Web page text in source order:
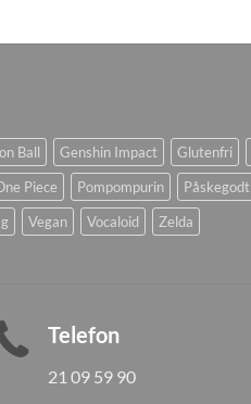
Ball Genshin Impact Glutenfri
Piece Pompompurin Påskegodt
Vegan Vocaloid Zelda
Telefon
21 09 59 90